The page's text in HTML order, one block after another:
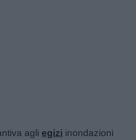
agli egizi inondazioni